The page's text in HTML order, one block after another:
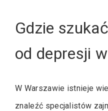
Gdzie
od depresji
W Warszawie istnieje
znaleźć specjalistów